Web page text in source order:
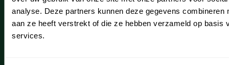
analyse. Deze partners kunnen deze gegevens combineren
aan ze heeft verstrekt of die ze hebben verzameld op basis
services.
Noordwijk
Oegstgeest